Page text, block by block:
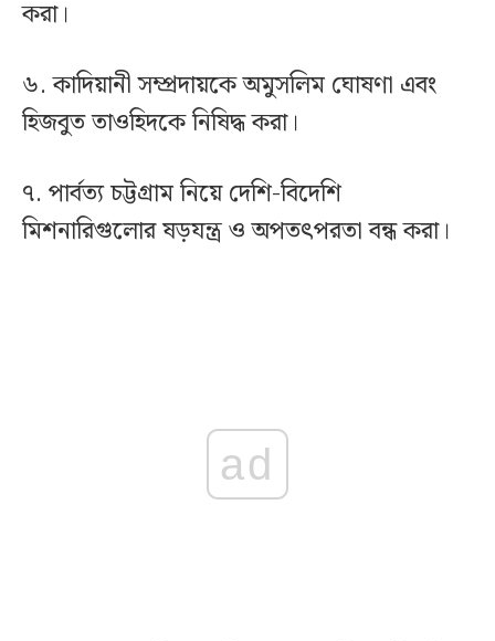
করা।
৬. কাদিয়ানী সম্প্রদায়কে অমুসলিম ঘোষণা এবং
হিজবুত তাওহিদকে নিষিদ্ধ করা।
৭. পার্বত্য চট্টগ্রাম নিয়ে দেশি-বিদেশি
মিশনারিগুলোর ষড়যন্ত্র ও অপতৎপরতা বন্ধ করা।
ad